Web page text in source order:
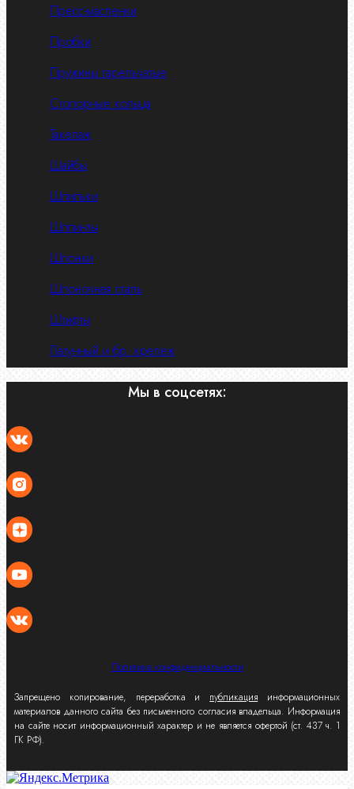
Пресс-масленки
Пробки
Пружины тарельчатые
Стопорные кольца
Такелаж
Шайбы
Шпильки
Шплинты
Шпонки
Шпоночная сталь
Штифты
Латунный и бр. крепеж
Мы в соцсетях:
Политика конфиденциальности
Запрещено копирование, переработка и публикация информационных
материалов данного сайта без письменного согласия владельца. Информация
на сайте носит информационный характер и не является офертой (ст. 437 ч. 1
ГК РФ).